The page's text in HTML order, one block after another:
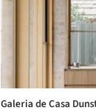
Galeria de Casa